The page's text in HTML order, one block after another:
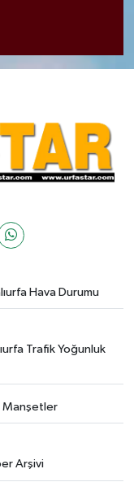
Hava Durumu
Trafik Yoğunluk
Manşetler
Arşivi